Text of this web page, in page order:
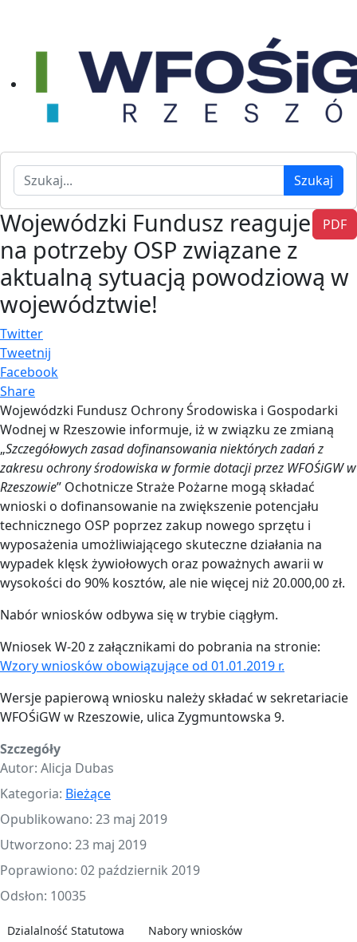
Szukaj Szukaj
PDF
Wojewódzki Fundusz reaguje
na potrzeby OSP związane z
aktualną sytuacją powodziową w
województwie!
Twitter
Tweetnij
Facebook
Share
Wojewódzki Fundusz Ochrony Środowiska i Gospodarki
Wodnej w Rzeszowie informuje, iż w związku ze zmianą
„Szczegółowych zasad dofinansowania niektórych zadań z
zakresu ochrony środowiska w formie dotacji przez WFOŚiGW w
Rzeszowie” Ochotnicze Straże Pożarne mogą składać
wnioski o dofinansowanie na zwiększenie potencjału
technicznego OSP poprzez zakup nowego sprzętu i
wyposażenia umożliwiającego skuteczne działania na
wypadek klęsk żywiołowych oraz poważnych awarii w
wysokości do 90% kosztów, ale nie więcej niż 20.000,00 zł.
Nabór wniosków odbywa się w trybie ciągłym.
Wniosek W-20 z załącznikami do pobrania na stronie:
Wzory wniosków obowiązujące od 01.01.2019 r.
Wersje papierową wniosku należy składać w sekretariacie
WFOŚiGW w Rzeszowie, ulica Zygmuntowska 9.
Szczegóły
Autor: Alicja Dubas
Kategoria: Bieżące
Opublikowano: 23 maj 2019
Utworzono: 23 maj 2019
Poprawiono: 02 październik 2019
Odsłon: 10035
Dzialalność Statutowa Nabory wniosków